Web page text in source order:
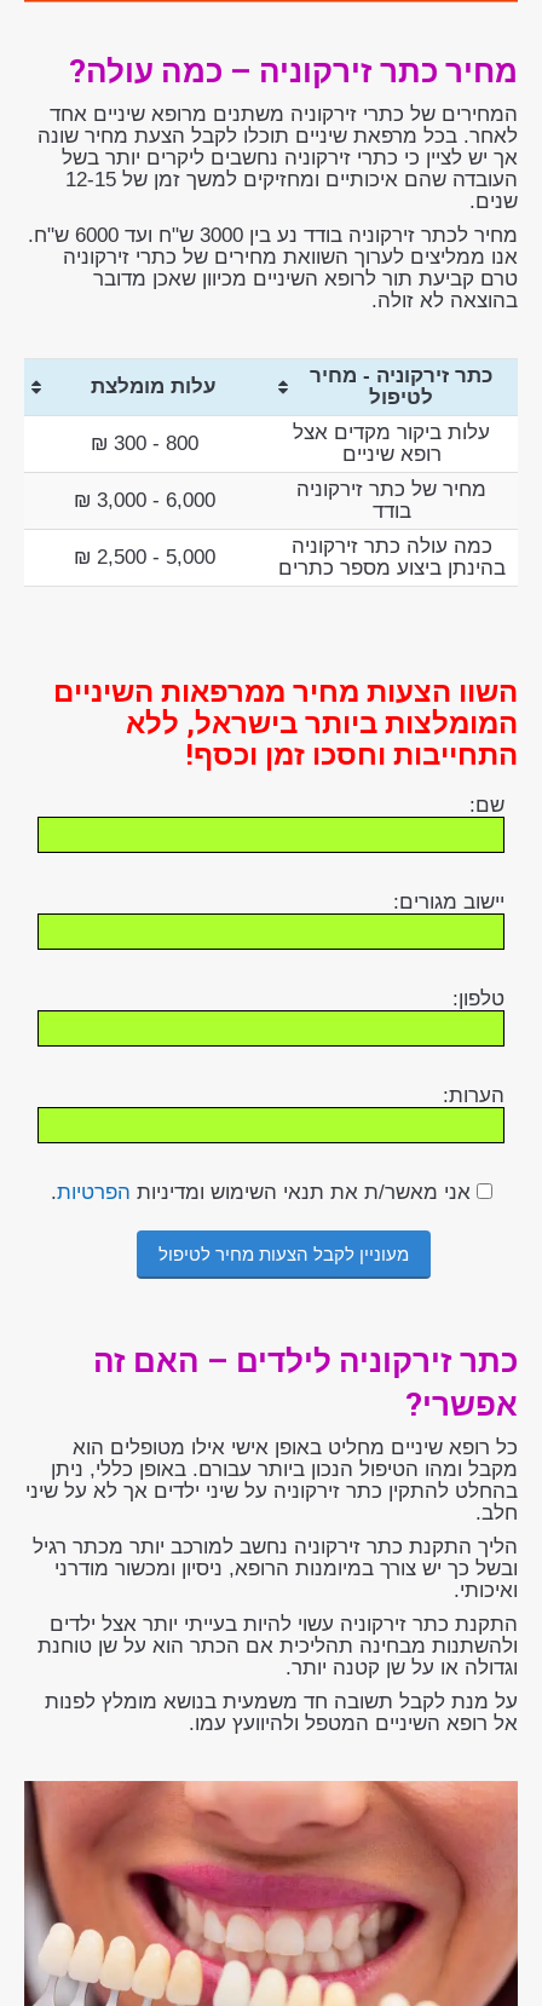
מחיר כתר זירקוניה – כמה עולה?
המחירים של כתרי זירקוניה משתנים מרופא שיניים אחד
לאחר. בכל מרפאת שיניים תוכלו לקבל הצעת מחיר שונה
אך יש לציין כי כתרי זירקוניה נחשבים ליקרים יותר בשל
העובדה שהם איכותיים ומחזיקים למשך זמן של 12-15
שנים.
מחיר לכתר זירקוניה בודד נע בין 3000 ש"ח ועד 6000 ש"ח.
אנו ממליצים לערוך השוואת מחירים של כתרי זירקוניה
טרם קביעת תור לרופא השיניים מכיוון שאכן מדובר
בהוצאה לא זולה.
כתר זירקוניה - מחיר
לטיפול
עלות מומלצת
עלות ביקור מקדים אצל
רופא שיניים
800 - 300 ₪
מחיר של כתר זירקוניה
בודד
6,000 - 3,000 ₪
כמה עולה כתר זירקוניה
בהינתן ביצוע מספר כתרים
5,000 - 2,500 ₪
השוו הצעות מחיר ממרפאות השיניים
המומלצות ביותר בישראל, ללא
התחייבות וחסכו זמן וכסף!
שם:
יישוב מגורים:
טלפון:
הערות:
אני מאשר/ת את תנאי השימוש ומדיניות הפרטיות.
כתר זירקוניה לילדים – האם זה
אפשרי?
כל רופא שיניים מחליט באופן אישי אילו מטופלים הוא
מקבל ומהו הטיפול הנכון ביותר עבורם. באופן כללי, ניתן
בהחלט להתקין כתר זירקוניה על שיני ילדים אך לא על שיני
חלב.
הליך התקנת כתר זירקוניה נחשב למורכב יותר מכתר רגיל
ובשל כך יש צורך במיומנות הרופא, ניסיון ומכשור מודרני
ואיכותי.
התקנת כתר זירקוניה עשוי להיות בעייתי יותר אצל ילדים
ולהשתנות מבחינה תהליכית אם הכתר הוא על שן טוחנת
וגדולה או על שן קטנה יותר.
על מנת לקבל תשובה חד משמעית בנושא מומלץ לפנות
אל רופא השיניים המטפל ולהיוועץ עמו.